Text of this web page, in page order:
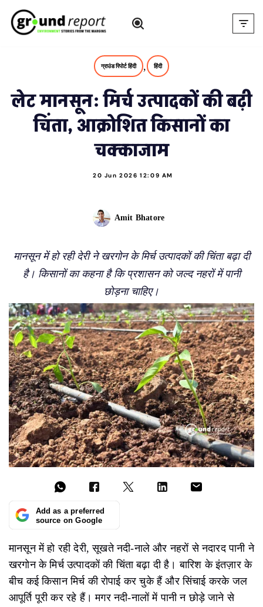
Skip
ग्राउंड रिपोर्ट हिंदी , हिंदी
लेट मानसून: मिर्च उत्पादकों की बढ़ी
चिंता, आक्रोशित किसानों का
चक्काजाम
20 Jun 2026 12:09 AM
Amit Bhatore
मानसून में हो रही देरी ने खरगोन के मिर्च उत्पादकों की चिंता बढ़ा दी
है। किसानों का कहना है कि प्रशासन को जल्द नहरों में पानी
छोड़ना चाहिए।
Add as a preferred
source on Google
मानसून में हो रही देरी, सूखते नदी-नाले और नहरों से नदारद पानी ने
खरगोन के मिर्च उत्पादकों की चिंता बढ़ा दी है। बारिश के इंतज़ार के
बीच कई किसान मिर्च की रोपाई कर चुके हैं और सिंचाई करके जल
आपूर्ति पूरी कर रहे हैं। मगर नदी-नालों में पानी न छोड़े जाने से